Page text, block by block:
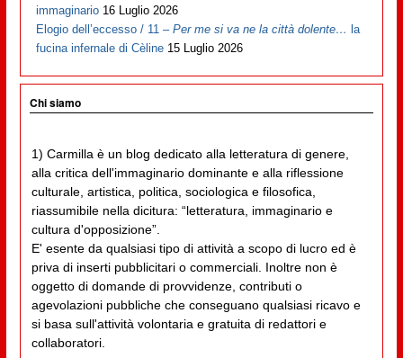
immaginario 16 Luglio 2026
Elogio dell’eccesso / 11 –Per me si va ne la città dolente… la
fucina infernale di Cèline 15 Luglio 2026
Chi siamo
1) Carmilla è un blog dedicato alla letteratura di genere,
alla critica dell'immaginario dominante e alla riflessione
culturale, artistica, politica, sociologica e filosofica,
riassumibile nella dicitura: “letteratura, immaginario e
cultura d'opposizione”.
E' esente da qualsiasi tipo di attività a scopo di lucro ed è
priva di inserti pubblicitari o commerciali. Inoltre non è
oggetto di domande di provvidenze, contributi o
agevolazioni pubbliche che conseguano qualsiasi ricavo e
si basa sull'attività volontaria e gratuita di redattori e
collaboratori.